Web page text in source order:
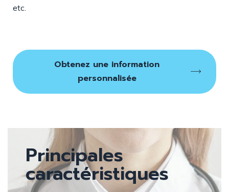
etc.
Obtenez une information
personnalisée
Principales
caractéristiques